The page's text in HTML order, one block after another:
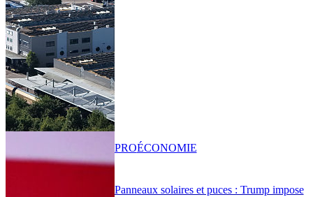
Panneaux solaires et puces : Trump impose
PROÉCONOMIE